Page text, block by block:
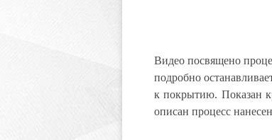
Видео посвящено
подробно
к покрытию. Показан
описан процесс